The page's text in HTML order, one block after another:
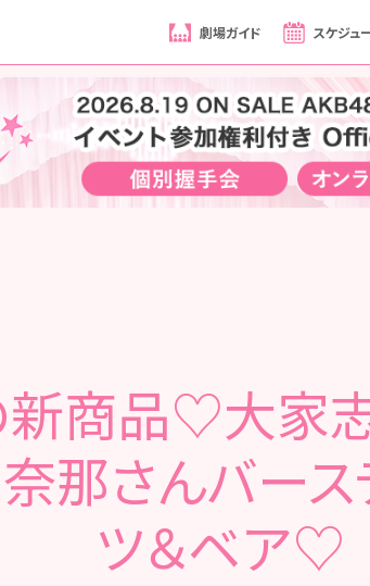
劇場ガイド スケジュ
新商品♡大家
那さんバース
ツ＆ベア♡